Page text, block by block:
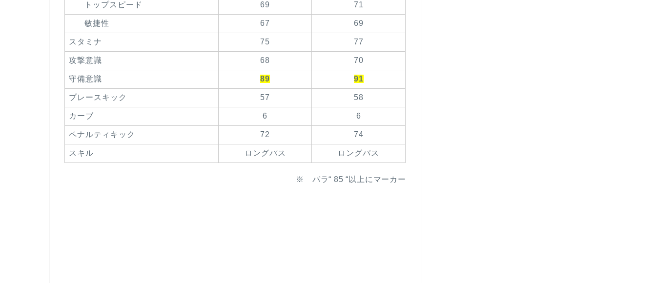
トップスピード 69 71
敏捷性 67 69
スタミナ 75 77
攻撃意識 68 70
守備意識 89 91
プレースキック 57 58
カーブ 6 6
ペナルティキック 72 74
スキル ロングパス ロングパス
※ パラ“ 85 “以上にマーカー